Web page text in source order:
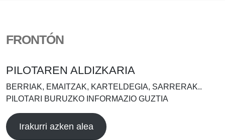
FRONTÓN
PILOTAREN ALDIZKARIA
BERRIAK, EMAITZAK, KARTELDEGIA, SARRERAK..
PILOTARI BURUZKO INFORMAZIO GUZTIA
Irakurri azken alea